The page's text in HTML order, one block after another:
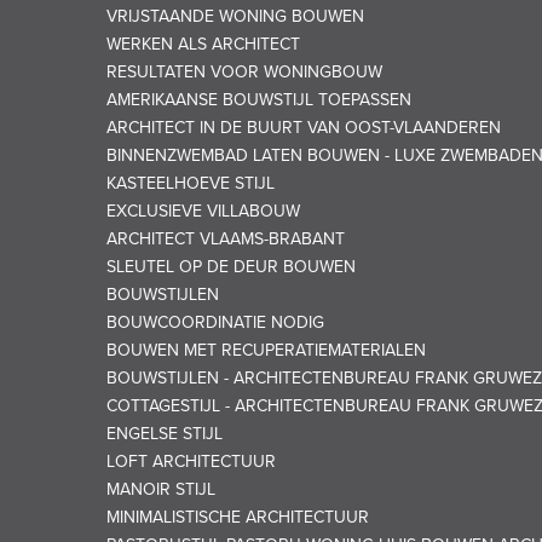
VRIJSTAANDE WONING BOUWEN
WERKEN ALS ARCHITECT
RESULTATEN VOOR WONINGBOUW
AMERIKAANSE BOUWSTIJL TOEPASSEN
ARCHITECT IN DE BUURT VAN OOST-VLAANDEREN
BINNENZWEMBAD LATEN BOUWEN - LUXE ZWEMBADEN
KASTEELHOEVE STIJL
EXCLUSIEVE VILLABOUW
ARCHITECT VLAAMS-BRABANT
SLEUTEL OP DE DEUR BOUWEN
BOUWSTIJLEN
BOUWCOORDINATIE NODIG
BOUWEN MET RECUPERATIEMATERIALEN
BOUWSTIJLEN - ARCHITECTENBUREAU FRANK GRUWEZ
COTTAGESTIJL - ARCHITECTENBUREAU FRANK GRUWEZ
ENGELSE STIJL
LOFT ARCHITECTUUR
MANOIR STIJL
MINIMALISTISCHE ARCHITECTUUR